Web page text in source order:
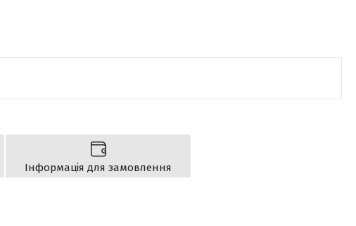
Інформація для замовлення